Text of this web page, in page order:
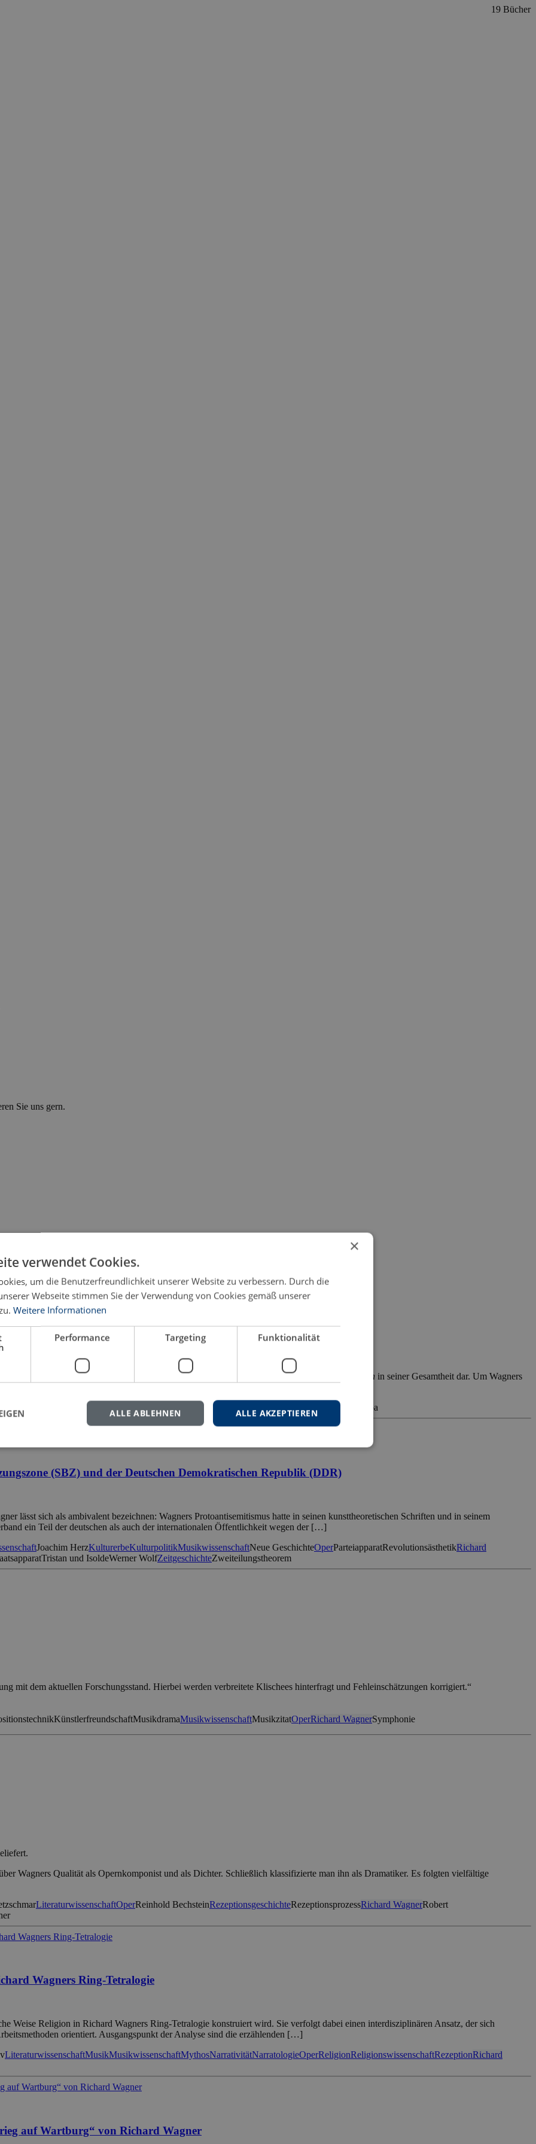
19 Bücher
Sie uns gern.
von Michael Linus Bock das Blechblasregister in Richard Wagners
Ring des Nibelungen in seiner Gesamtheit dar. Um Wagners
ist es wichtig, die Geschichte der einzelnen Instrumente des […]
Richard Wagner Systematische Analyse Wagnertuba
(SBZ) und der Deutschen Demokratischen Republik (DDR)
lässt sich als ambivalent bezeichnen: Wagners Protoantisemitismus hatte in seinen kunsttheoretischen Schriften und in seinem
ein Teil der deutschen als auch der internationalen Öffentlichkeit wegen der […]
Joachim HerzKulturerbeKulturpolitikMusikwissenschaftNeue GeschichteOperParteiapparatRevolutionsästhetikRichard
Tristan und IsoldeWerner WolfZeitgeschichteZweiteilungstheorem
mit dem aktuellen Forschungsstand. Hierbei werden verbreitete Klischees hinterfragt und Fehleinschätzungen korrigiert.“
KünstlerfreundschaftMusikdramaMusikwissenschaftMusikzitatOperRichard WagnerSymphonie
Wagners Qualität als Opernkomponist und als Dichter. Schließlich klassifizierte man ihn als Dramatiker. Es folgten vielfältige
LiteraturwissenschaftOperReinhold BechsteinRezeptionsgeschichteRezeptionsprozessRichard WagnerRobert
Wagners Ring-Tetralogie
Weise Religion in Richard Wagners Ring-Tetralogie konstruiert wird. Sie verfolgt dabei einen interdisziplinären Ansatz, der sich
orientiert. Ausgangspunkt der Analyse sind die erzählenden […]
LiteraturwissenschaftMusikMusikwissenschaftMythosNarrativitätNarratologieOperReligionReligionswissenschaftRezeptionRichard
auf Wartburg“ von Richard Wagner
×
verwendet Cookies.
um die Benutzerfreundlichkeit unserer Website zu verbessern. Durch die
Webseite stimmen Sie der Verwendung von Cookies gemäß unserer
Weitere Informationen
Performance Targeting Funktionalität
ALLE AKZEPTIEREN
ALLE ABLEHNEN